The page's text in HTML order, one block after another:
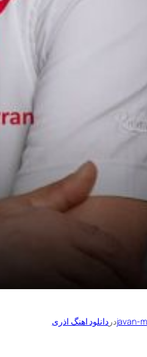
javan-دردانلود اهنگ اذری